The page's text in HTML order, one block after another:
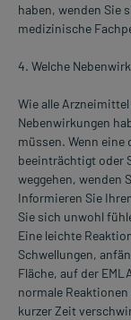
haben, wenden Sie
medizinische
4. Welche
Wie alle
Nebenwirkungen
müssen. Wenn eine
beeinträchtigt oder
weggehen, wenden
Informieren Sie
Sie sich unwohl
Eine leichte
Schwellungen,
Fläche, auf der
normale
kurzer Zeit